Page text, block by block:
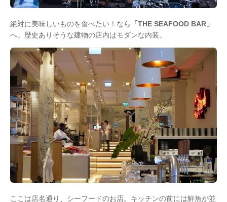
絶対に美味しいものを食べたい！なら
「THE SEAFOOD BAR」
へ。歴史ありそうな建物の店内はモダンな内装。
ここは店名通り、シーフードのお店。キッチンの前には鮮魚が並